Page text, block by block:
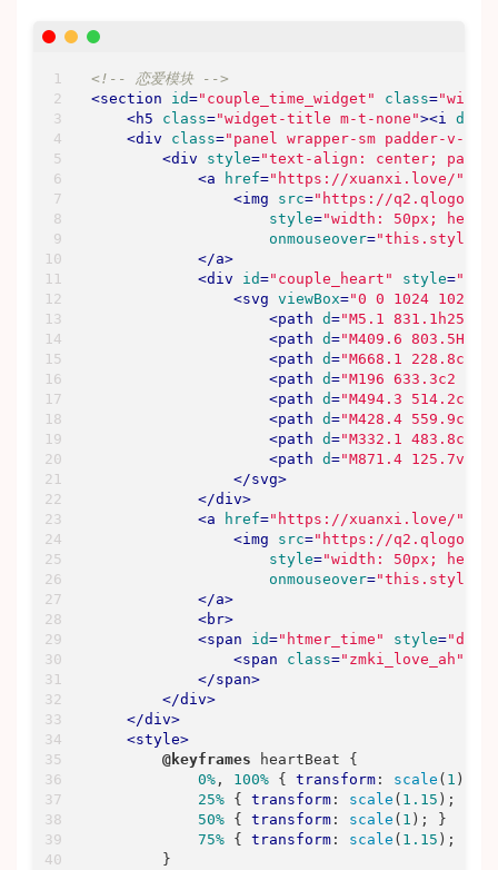
                time[
                second %=
            }
if (second >= 60) {
                time[
] = parseInt(second /
                second %=
60 ;
            }
if (second > 0) time[4] = second;
return time;
(setTime, 1000
);
document
.addEventListener(
>
<!-- 恋爱模块 -->
<section id="couple_time_widget" class=
<h5 class="widget-title m-t-none"><i
<div class="panel wrapper-sm padder-v-
<div style="text-align: center;
<a href="https://xuanxi.love/"
<img src="https://q2.qlogo.cn/
style="width: 50px;
onmouseover=
</a>
<div id="couple_heart" style=
<svg viewBox="0 0 1024 1024"
<path d="M5.1
<path d="M409.6
<path d="M668.1
<path d="M196 633.3c2
<path d="M494.3 514.2c-
<path d="M428.4 559.9c-
<path d="M332.1 483.8c-
<path d="M871.4 125.7v-
</svg>
</div>
<a href="https://xuanxi.love/"
<img src="https://q2.qlogo.cn/
style="width: 50px;
onmouseover=
</a>
<br>
<span id="htmer_time" style=
<span class="zmki_love_ah"
</span>
</div>
</div>
<style>
@keyframes heartBeat {
0% , 100% { transform : scale ( 1 ); }
25% { transform : scale ( 1.15 ); }
50% { transform : scale ( 1 ); }
75% { transform : scale ( 1.15 ); }
        }